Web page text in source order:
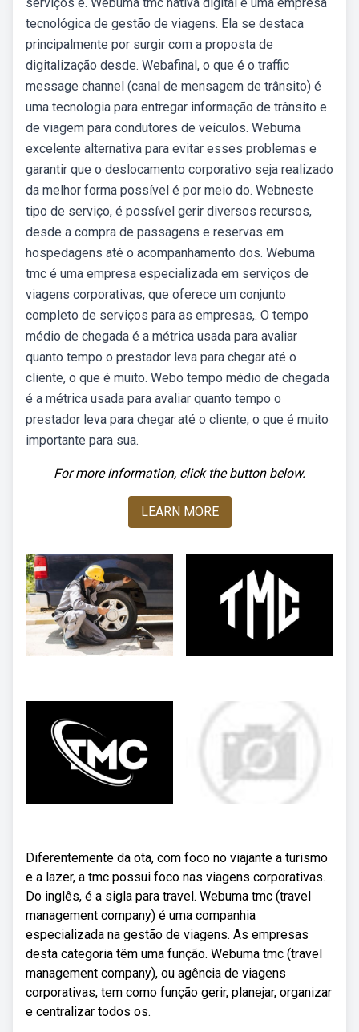
tecnológica de gestão de viagens. Ela se destaca
principalmente por surgir com a proposta de
digitalização desde. Webafinal, o que é o traffic
message channel (canal de mensagem de trânsito) é
uma tecnologia para entregar informação de trânsito e
de viagem para condutores de veículos. Webuma
excelente alternativa para evitar esses problemas e
garantir que o deslocamento corporativo seja realizado
da melhor forma possível é por meio do. Webneste
tipo de serviço, é possível gerir diversos recursos,
desde a compra de passagens e reservas em
hospedagens até o acompanhamento dos. Webuma
tmc é uma empresa especializada em serviços de
viagens corporativas, que oferece um conjunto
completo de serviços para as empresas,. O tempo
médio de chegada é a métrica usada para avaliar
quanto tempo o prestador leva para chegar até o
cliente, o que é muito. Webo tempo médio de chegada
é a métrica usada para avaliar quanto tempo o
prestador leva para chegar até o cliente, o que é muito
importante para sua.
For more information, click the button below.
LEARN MORE
Diferentemente da ota, com foco no viajante a turismo
e a lazer, a tmc possui foco nas viagens corporativas.
Do inglês, é a sigla para travel. Webuma tmc (travel
management company) é uma companhia
especializada na gestão de viagens. As empresas
desta categoria têm uma função. Webuma tmc (travel
management company), ou agência de viagens
corporativas, tem como função gerir, planejar, organizar
e centralizar todos os.